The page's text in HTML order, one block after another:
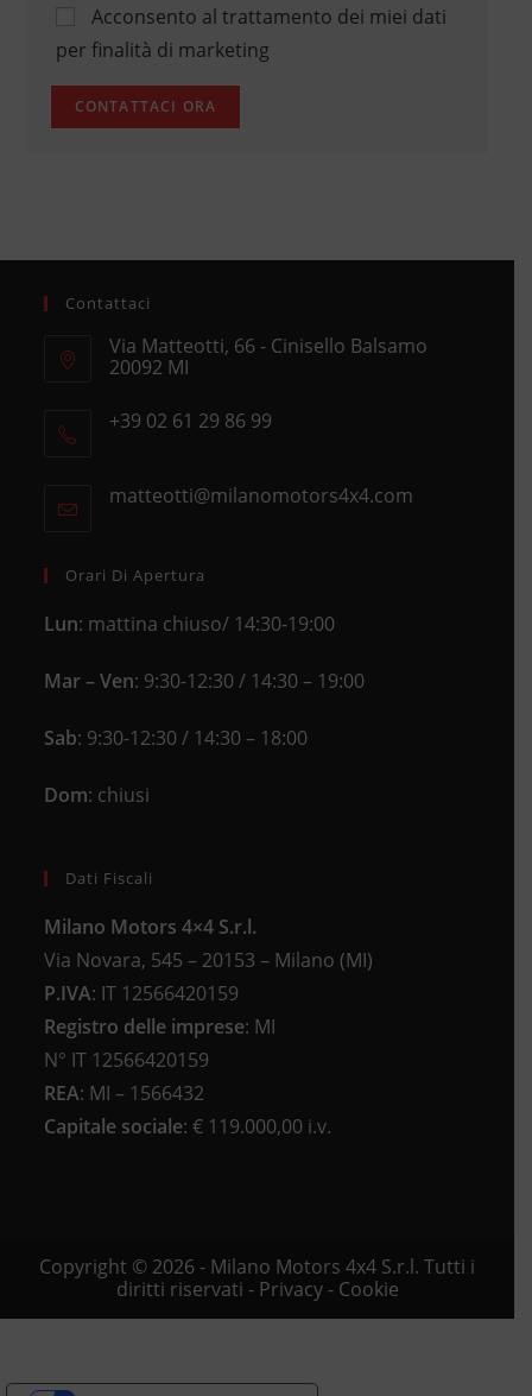
Acconsento al trattamento dei miei dati
per finalità di marketing
Contattaci
Via Matteotti, 66 - Cinisello Balsamo
20092 MI
in
+39 02 61 29 86 99
your
matteotti@milanomotors4x4.comOpens
Orari Di Apertura
Lun: mattina chiuso/ 14:30-19:00
Mar – Ven: 9:30-12:30 / 14:30 – 19:00
Sab: 9:30-12:30 / 14:30 – 18:00
Dom: chiusi
Dati Fiscali
Milano Motors 4×4 S.r.l.
Via Novara, 545 – 20153 – Milano (MI)
P.IVA: IT 12566420159
Registro delle imprese: MI
N° IT 12566420159
REA: MI – 1566432
Capitale sociale: € 119.000,00 i.v.
Copyright © 2026 - Milano Motors 4x4 S.r.l. Tutti i
diritti riservati - Privacy- Cookie